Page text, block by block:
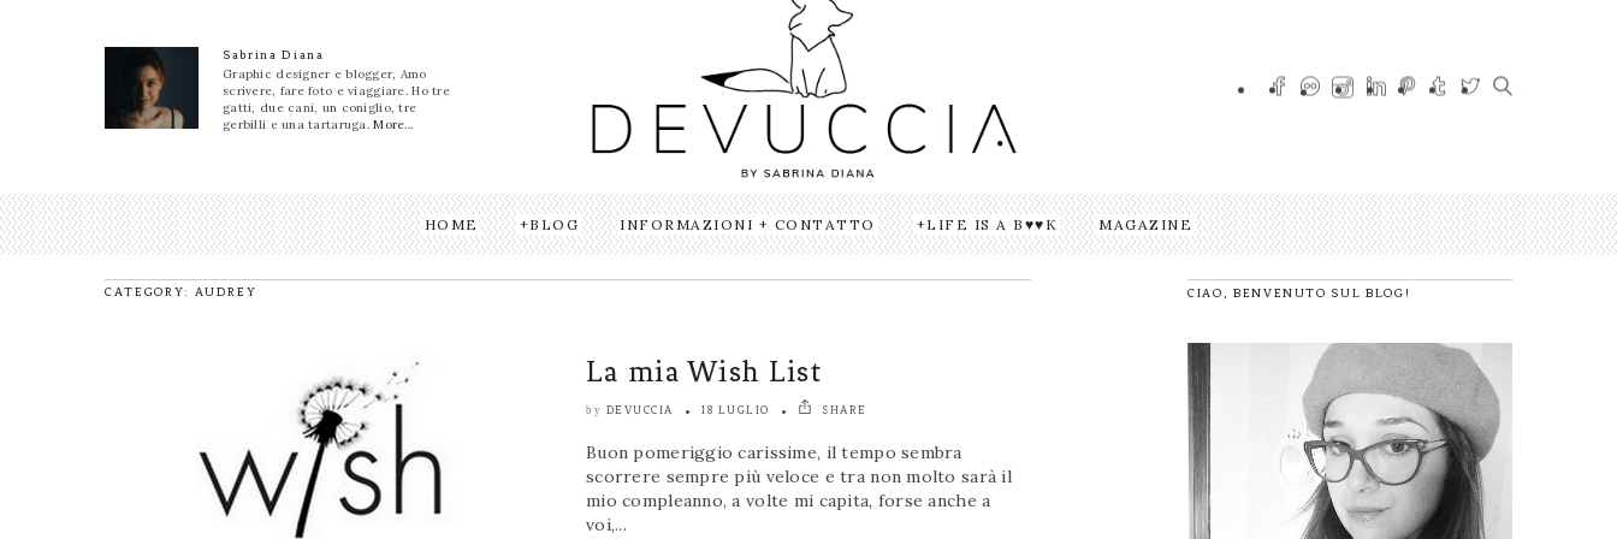
Sabrina Diana
Graphic designer e blogger, Amo
scrivere, fare foto e viaggiare. Ho tre
gatti, due cani, un coniglio, tre
gerbilli e una tartaruga.More...
HOME BLOG INFORMAZIONI + CONTATTO LIFE IS A B♥♥K MAGAZINE
CATEGORY: AUDREY
La mia Wish List
by DEVUCCIA 18 LUGLIO SHARE
Buon pomeriggio carissime, il tempo sembra
scorrere sempre più veloce e tra non molto sarà il
mio compleanno, a volte mi capita, forse anche a
voi,...
CIAO, BENVENUTO SUL BLOG!